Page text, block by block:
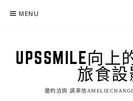
MENU
UPSSMILE向上
旅食設
邀約洽詢 請來信